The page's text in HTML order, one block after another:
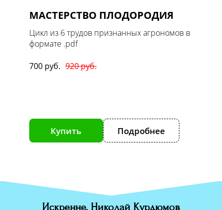
МАСТЕРСТВО ПЛОДОРОДИЯ
Цикл из 6 трудов признанных агрономов в
формате .pdf
700 руб. 920 руб.
Купить Подробнее
Искренне, Николай Курдюмов